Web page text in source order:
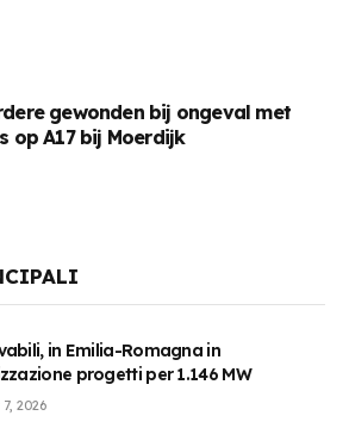
gewonden bij ongeval met
op A17 bij Moerdijk
in Emilia-Romagna in
progetti per 1.146 MW
2026